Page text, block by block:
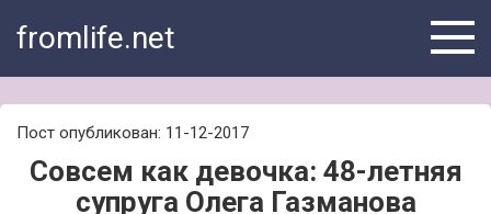
fromlife.net
Пост опубликован: 11-12-2017
Совсем как девочка: 48-летняя
супруга Олега Газманова